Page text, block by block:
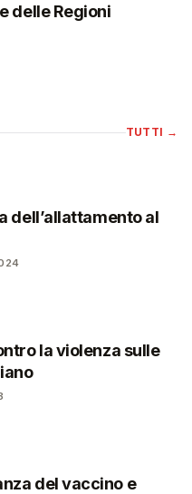
delle Regioni
TUTTI →
dell’allattamento al
la violenza sulle
del vaccino e